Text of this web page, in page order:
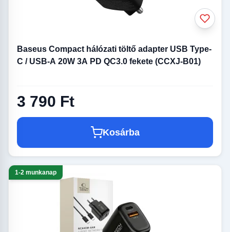
Baseus Compact hálózati töltő adapter USB Type-
C / USB-A 20W 3A PD QC3.0 fekete (CCXJ-B01)
3 790 Ft
Kosárba
1-2 munkanap